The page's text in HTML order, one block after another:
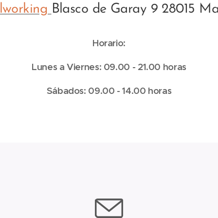
Blasco de Garay 9 28015
Horario:
Lunes a Viernes: 09.00 - 21.00 horas
Sábados: 09.00 - 14.00 horas